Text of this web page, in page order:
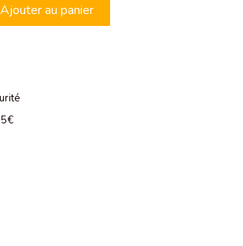
Ajouter au panier